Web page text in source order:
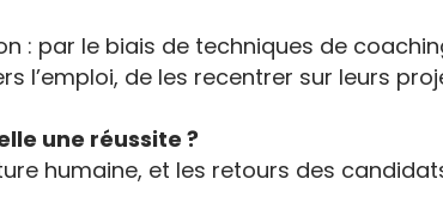
: par le biais de techniques de
l’emploi, de les recentrer sur leurs
une réussite ?
humaine, et les retours des